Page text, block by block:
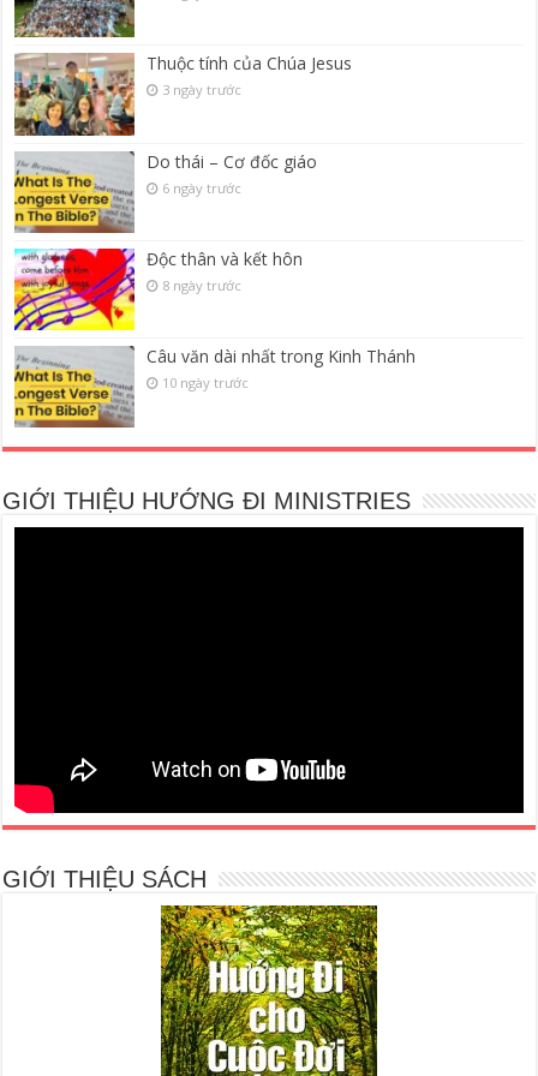
Thuộc tính của Chúa Jesus
3 ngày trước
Do thái – Cơ đốc giáo
6 ngày trước
Độc thân và kết hôn
8 ngày trước
Câu văn dài nhất trong Kinh Thánh
10 ngày trước
GIỚI THIỆU HƯỚNG ĐI MINISTRIES
GIỚI THIỆU SÁCH